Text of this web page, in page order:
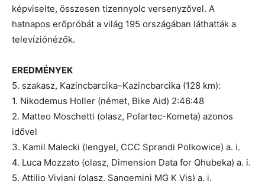
képviselte, összesen tizennyolc versenyzővel. A
hatnapos erőpróbát a világ 195 országában láthatták a
televíziónézők.
EREDMÉNYEK
5. szakasz, Kazincbarcika–Kazincbarcika (128 km):
1. Nikodemus Holler (német, Bike Aid) 2:46:48
2. Matteo Moschetti (olasz, Polartec-Kometa) azonos
idővel
3. Kamil Malecki (lengyel, CCC Sprandi Polkowice) a. i.
4. Luca Mozzato (olasz, Dimension Data for Qhubeka) a. i.
5. Attilio Viviani (olasz, Sangemini MG K Vis) a. i.